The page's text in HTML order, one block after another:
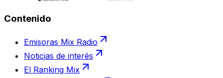
Contenido
Emisoras Mix Radio
Noticias de interés
El Ranking Mix